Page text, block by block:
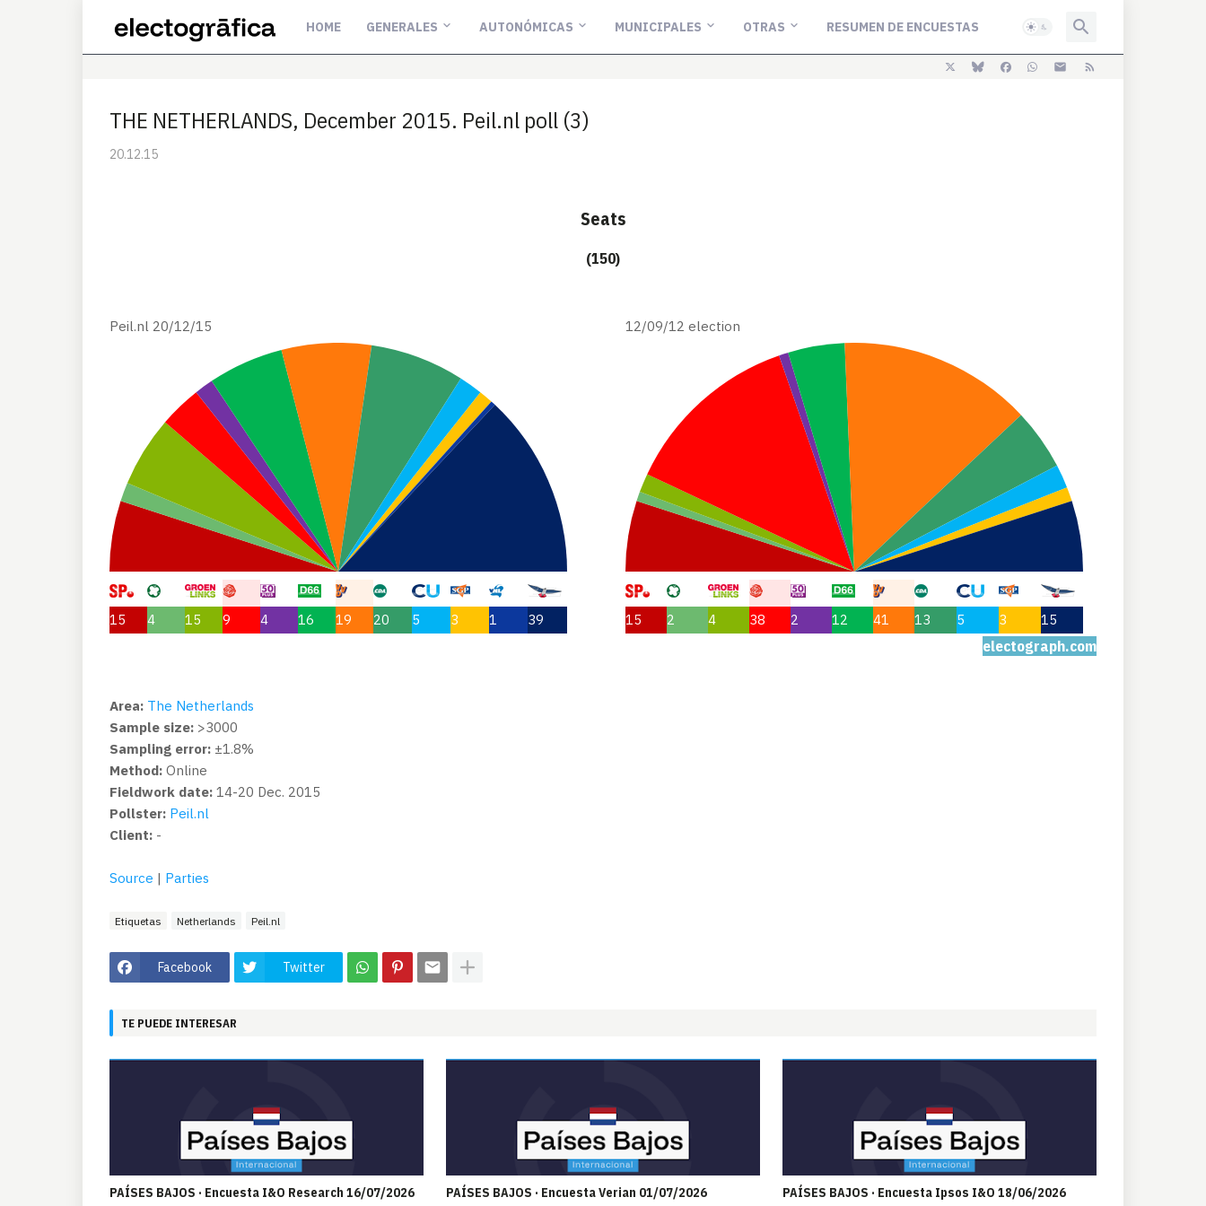
HOME GENERALES AUTONÓMICAS MUNICIPALES OTRAS RESUMEN DE ENCUESTAS
THE NETHERLANDS, December 2015. Peil.nl poll (3)
20.12.15
Seats
(150)
Peil.nl 20/12/15 12/09/12 election
15 4 15 9 4 16 19 20 5 3 1 39 15 2 4 38 2 12 41 13 5 3 15
electograph.com
Area: The Netherlands
Sample size: >3000
Sampling error: ±1.8%
Method: Online
Fieldwork date: 14-20 Dec. 2015
Pollster: Peil.nl
Client: -
Source | Parties
Etiquetas Netherlands Peil.nl
Facebook Twitter
TE PUEDE INTERESAR
PAÍSES BAJOS · Encuesta I&O Research 16/07/2026 PAÍSES BAJOS · Encuesta Verian 01/07/2026 PAÍSES BAJOS · Encuesta Ipsos I&O 18/06/2026